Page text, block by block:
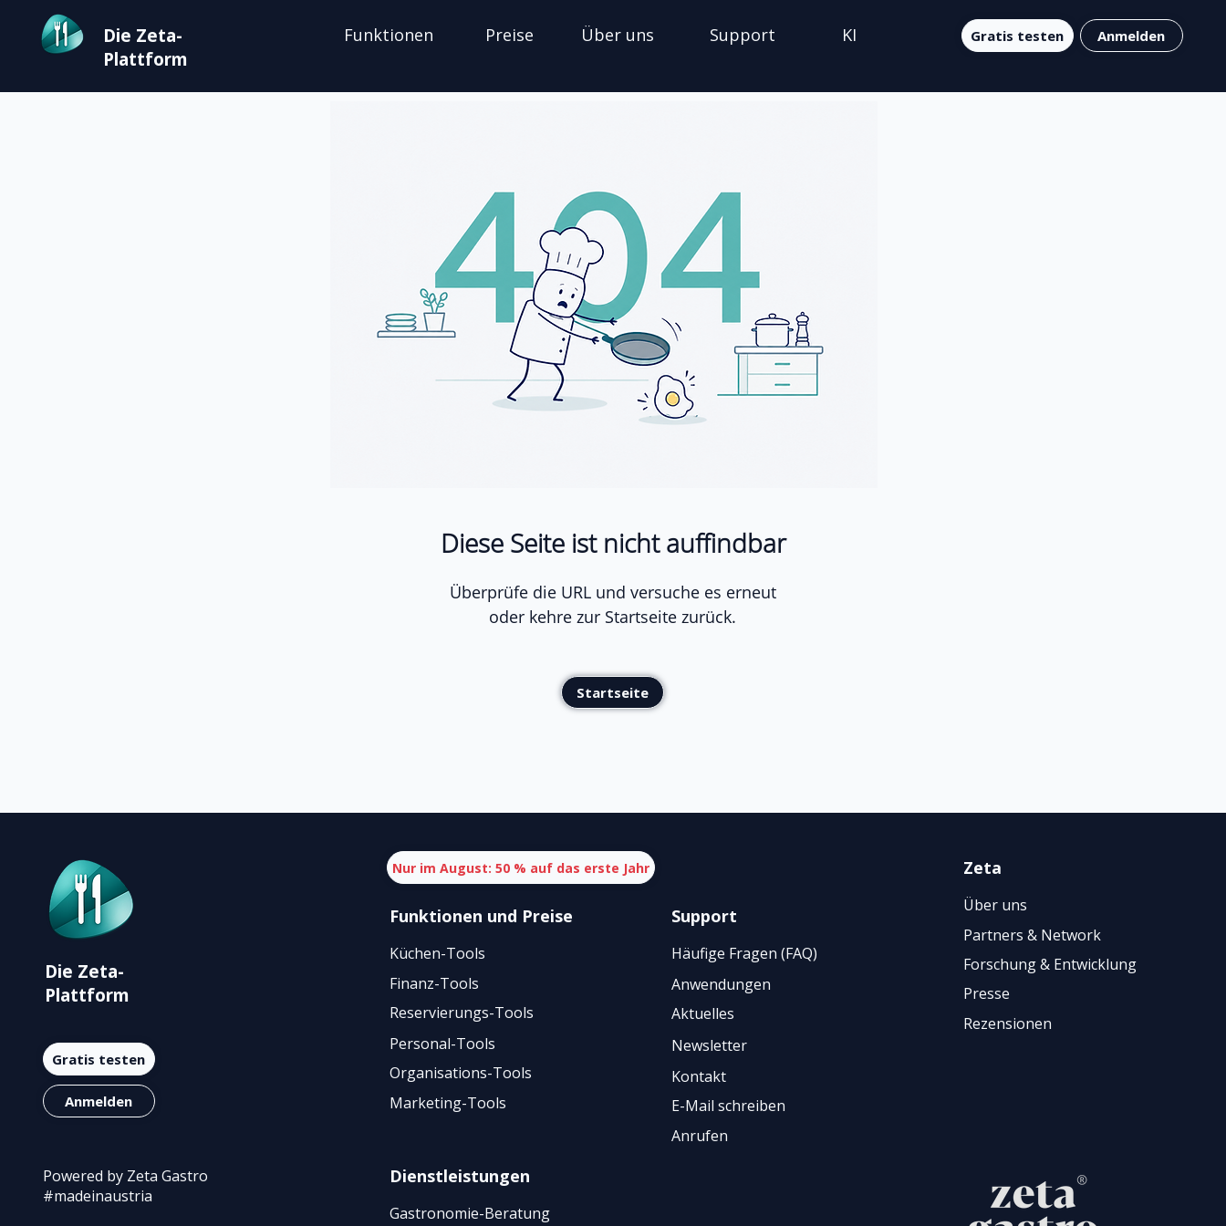
Die Zeta-
Plattform
Funktionen Preise Über uns Support KI Gratis testen Anmelden
Diese Seite ist nicht auffindbar
Überprüfe die URL und versuche es erneut
oder kehre zur Startseite zurück.
Startseite
Die Zeta-
Plattform
Gratis testen
Anmelden
Powered by Zeta Gastro
#madeinaustria
Nur im August: 50 % auf das erste Jahr
Funktionen und Preise
Küchen-Tools
Support
Häufige Fragen (FAQ)
Finanz-Tools
Reservierungs-Tools
Personal-Tools
Organisations-Tools
Marketing-Tools
Aktuelles
Newsletter
Kontakt
E-Mail schreiben
Anrufen
Dienstleistungen
Gastronomie-Beratung
Zeta
Über uns
Partners & Network
Forschung & Entwicklung
Presse
Rezensionen
Anwendungen